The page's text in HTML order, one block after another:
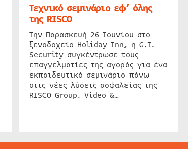
Τεχνικό σεμινάριο εφ’ όλης
της RISCO
Την Παρασκευή 26 Ιουνίου στο
ξενοδοχείο Holiday Inn, η G.I.
Security συγκέντρωσε τους
επαγγελματίες της αγοράς για ένα
εκπαιδευτικό σεμινάριο πάνω
στις νέες λύσεις ασφαλείας της
RISCO Group. Video &…